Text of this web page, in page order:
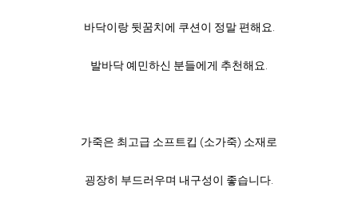
바닥이랑 뒷꿈치에 쿠션이 정말 편해요.
발바닥 예민하신 분들에게 추천해요.
가죽은 최고급 소프트킵 (소가죽) 소재로
굉장히 부드러우며 내구성이 좋습니다.